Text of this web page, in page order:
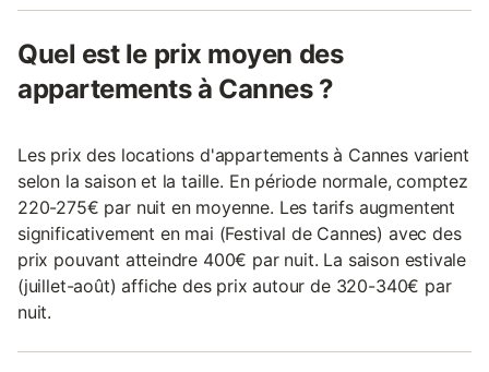
Quel est le prix moyen des
appartements à Cannes ?
Les prix des locations d'appartements à Cannes varient
selon la saison et la taille. En période normale, comptez
220-275€ par nuit en moyenne. Les tarifs augmentent
significativement en mai (Festival de Cannes) avec des
prix pouvant atteindre 400€ par nuit. La saison estivale
(juillet-août) affiche des prix autour de 320-340€ par
nuit.